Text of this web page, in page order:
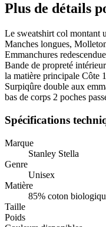
Plus de détails
Le sweatshirt col montant
Manches longues,
Emmanchures
Bande de propreté
la matière principale Côte
Surpiqûre double aux
bas de corps 2 poches
Spécifications
Marque
Stanley Stella
Genre
Unisex
Matière
85% coton
Taille
Poids